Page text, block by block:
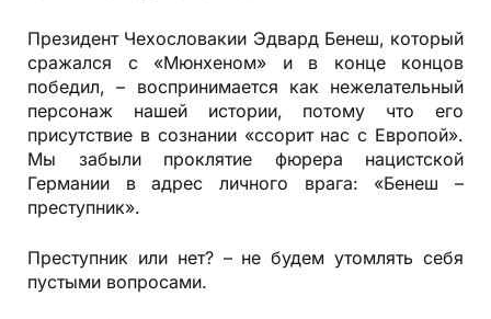
Президент Чехословакии Эдвард Бенеш, который
сражался с «Мюнхеном» и в конце концов
победил, – воспринимается как нежелательный
персонаж нашей истории, потому что его
присутствие в сознании «ссорит нас с Европой».
Мы забыли проклятие фюрера нацистской
Германии в адрес личного врага: «Бенеш –
преступник».
Преступник или нет? – не будем утомлять себя
пустыми вопросами.